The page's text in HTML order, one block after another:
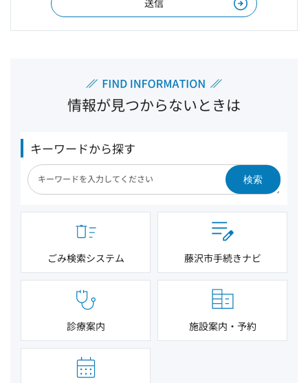
情報が見つからないときは
キーワードから探す
検索
ごみ検索システム 藤沢市手続きナビ
診療案内 施設案内・予約